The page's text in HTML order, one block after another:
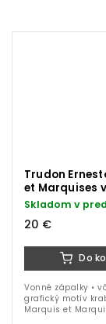
Trudon
et Marquises
zápalky
Skladom v
20 €
Do
Vonné zápalky •
grafický motív
Marquis et